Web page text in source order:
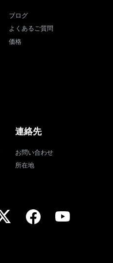
ブログ
よくあるご質問
価格
連絡先
お問い合わせ
所在地